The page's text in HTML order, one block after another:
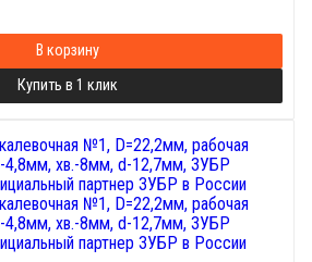
В корзину
Купить в 1 клик